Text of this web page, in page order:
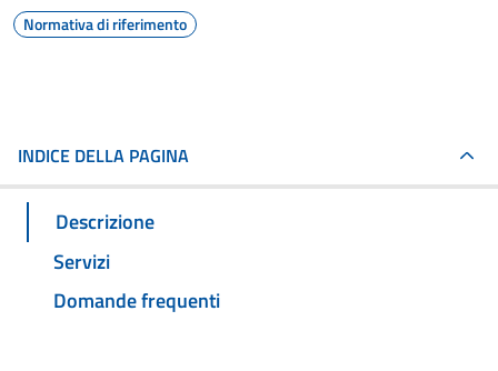
Normativa di riferimento
INDICE DELLA PAGINA
Descrizione
Servizi
Domande frequenti